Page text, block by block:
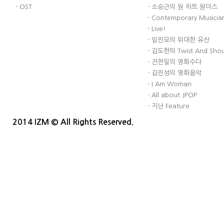
· OST
· 소승근의 원 히트 원더스
· Contemporary
· Live!
· 임진모의 위대한 유산
· 김도헌의 Twist And
· 전찬일의 영화수다
· 김진성의 영화음악
· I Am Woman
· All about JPOP
· 지난 Feature
2014 IZM © All Rights Reserved.